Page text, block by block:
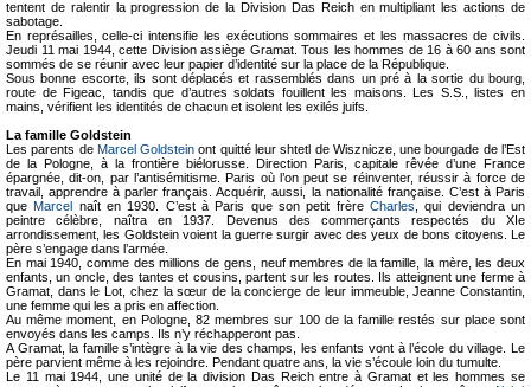
tentent de ralentir la progression de la Division Das Reich en multipliant les actions de
sabotage.
En représailles, celle-ci intensifie les exécutions sommaires et les massacres de civils.
Jeudi 11 mai 1944, cette Division assiège Gramat. Tous les hommes de 16 à 60 ans sont
sommés de se réunir avec leur papier d’identité sur la place de la République.
Sous bonne escorte, ils sont déplacés et rassemblés dans un pré à la sortie du bourg,
route de Figeac, tandis que d’autres soldats fouillent les maisons. Les S.S., listes en
mains, vérifient les identités de chacun et isolent les exilés juifs.
La famille Goldstein
Les parents de Marcel Goldstein ont quitté leur shtetl de Wisznicze, une bourgade de l’Est
de la Pologne, à la frontière biélorusse. Direction Paris, capitale rêvée d’une France
épargnée, dit-on, par l’antisémitisme. Paris où l’on peut se réinventer, réussir à force de
travail, apprendre à parler français. Acquérir, aussi, la nationalité française. C’est à Paris
queMarcel naît en 1930. C’est à Paris que son petit frèreCharles , qui deviendra un
peintre célèbre, naîtra en 1937. Devenus des commerçants respectés du XIe
arrondissement, les Goldstein voient la guerre surgir avec des yeux de bons citoyens. Le
père s’engage dans l’armée.
En mai 1940, comme des millions de gens, neuf membres de la famille, la mère, les deux
enfants, un oncle, des tantes et cousins, partent sur les routes. Ils atteignent une ferme à
Gramat, dans le Lot, chez la sœur de la concierge de leur immeuble, Jeanne Constantin,
une femme qui les a pris en affection.
Au même moment, en Pologne, 82 membres sur 100 de la famille restés sur place sont
envoyés dans les camps. Ils n’y réchapperont pas.
A Gramat, la famille s’intègre à la vie des champs, les enfants vont à l’école du village. Le
père parvient même à les rejoindre. Pendant quatre ans, la vie s’écoule loin du tumulte.
Le 11 mai 1944, une unité de la division Das Reich entre à Gramat et les hommes se